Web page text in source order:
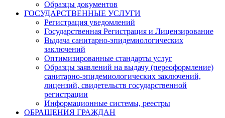
Образцы документов
ГОСУДАРСТВЕННЫЕ УСЛУГИ
Регистрация уведомлений
Государственная Регистрация и Лицензирование
Выдача санитарно-эпидемиологических
заключений
Оптимизированные стандарты услуг
Образцы заявлений на выдачу (переоформление)
санитарно-эпидемиологических заключений,
лицензий, свидетельств государственной
регистрации
Информационные системы, реестры
ОБРАЩЕНИЯ ГРАЖДАН